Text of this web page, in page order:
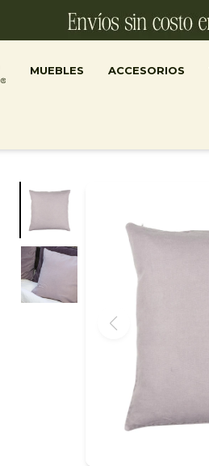
MUEBLES ACCESORIOS